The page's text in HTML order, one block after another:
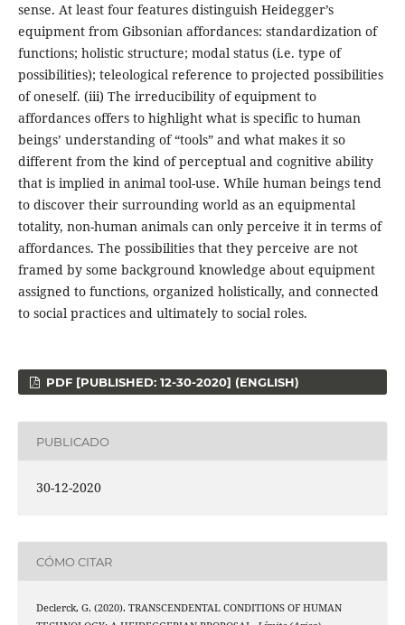
sense. At least four features distinguish Heidegger’s
equipment from Gibsonian affordances: standardization of
functions; holistic structure; modal status (i.e. type of
possibilities); teleological reference to projected possibilities
of oneself. (iii) The irreducibility of equipment to
affordances offers to highlight what is specific to human
beings’ understanding of “tools” and what makes it so
different from the kind of perceptual and cognitive ability
that is implied in animal tool-use. While human beings tend
to discover their surrounding world as an equipmental
totality, non-human animals can only perceive it in terms of
affordances. The possibilities that they perceive are not
framed by some background knowledge about equipment
assigned to functions, organized holistically, and connected
to social practices and ultimately to social roles.
PDF [PUBLISHED: 12-30-2020] (ENGLISH)
PUBLICADO
30-12-2020
CÓMO CITAR
Declerck, G. (2020). TRANSCENDENTAL CONDITIONS OF HUMAN